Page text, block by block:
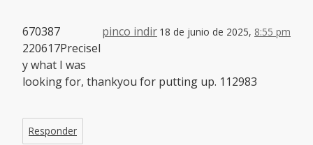
pinco indir 18 de junio de 2025, 8:55 pm
670387
220617Precisel
y what I was
looking for, thankyou for putting up. 112983
Responder